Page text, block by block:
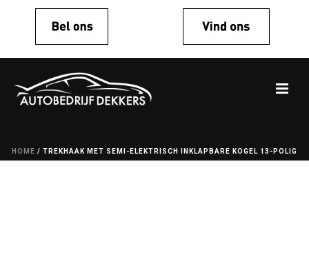
HOME / TREKHAAK MET SEMI-ELEKTRISCH INKLAPBARE KOGEL 13-POLIG